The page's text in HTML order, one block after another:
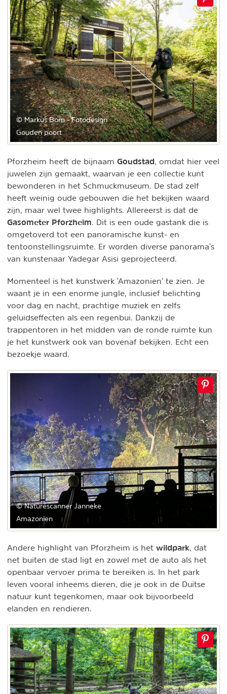
© Markus Born - Fotodesign
Gouden poort
Pforzheim heeft de bijnaam Goudstad, omdat hier veel
juwelen zijn gemaakt, waarvan je een collectie kunt
bewonderen in het Schmuckmuseum. De stad zelf
heeft weinig oude gebouwen die het bekijken waard
zijn, maar wel twee highlights. Allereerst is dat de
Gasometer Pforzheim. Dit is een oude gastank die is
omgetoverd tot een panoramische kunst- en
tentoonstellingsruimte. Er worden diverse panorama's
van kunstenaar Yadegar Asisi geprojecteerd.
Momenteel is het kunstwerk 'Amazonien' te zien. Je
waant je in een enorme jungle, inclusief belichting
voor dag en nacht, prachtige muziek en zelfs
geluidseffecten als een regenbui. Dankzij de
trappentoren in het midden van de ronde ruimte kun
je het kunstwerk ook van bovenaf bekijken. Echt een
bezoekje waard.
© Naturescanner Janneke
Amazonien
Andere highlight van Pforzheim is het wildpark, dat
net buiten de stad ligt en zowel met de auto als het
openbaar vervoer prima te bereiken is. In het park
leven vooral inheems dieren, die je ook in de Duitse
natuur kunt tegenkomen, maar ook bijvoorbeeld
elanden en rendieren.